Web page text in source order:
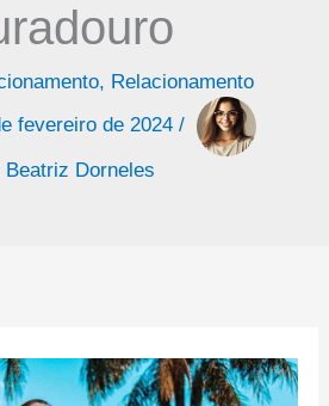
, Relacionamento
fevereiro de 2024 /
Beatriz Dorneles